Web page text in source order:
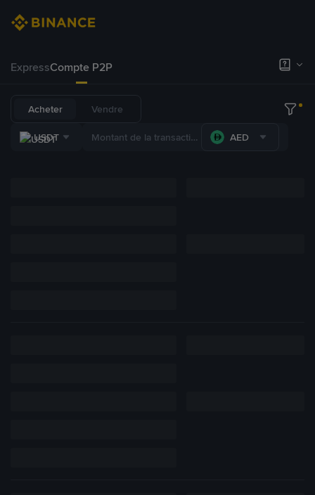
ExpressCompte P2P
Acheter Vendre
USDT AED